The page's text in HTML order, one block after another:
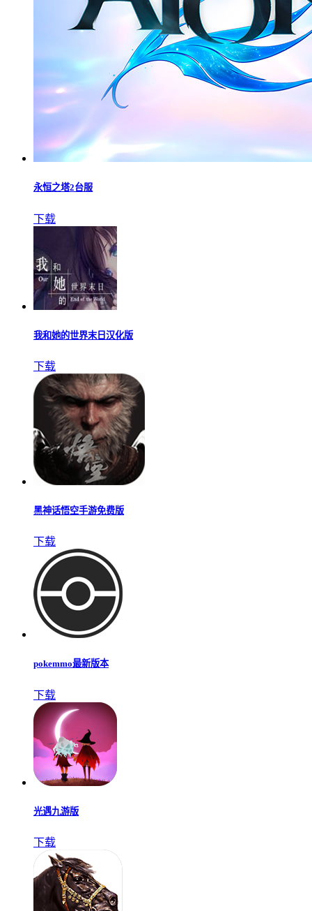
永恒之塔2台服
下载
我和她的世界末日汉化版
下载
黑神话悟空手游免费版
下载
pokemmo最新版本
下载
光遇九游版
下载